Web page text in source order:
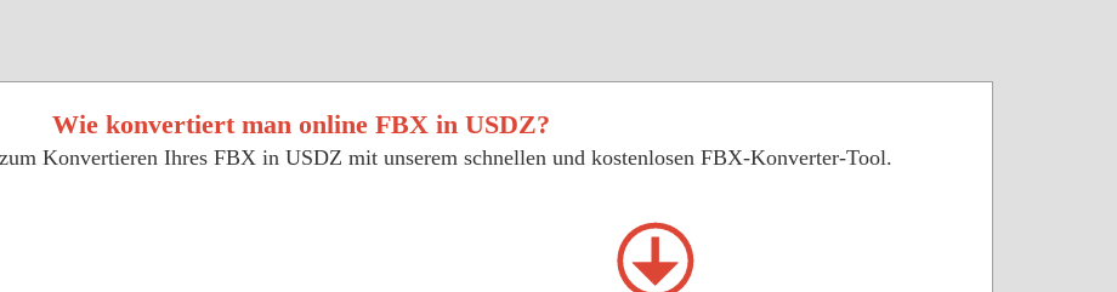
Wie konvertiert man online FBX in USDZ?
Konvertieren Ihres FBX in USDZ mit unserem schnellen und kostenlosen FBX-Konverter-Tool.